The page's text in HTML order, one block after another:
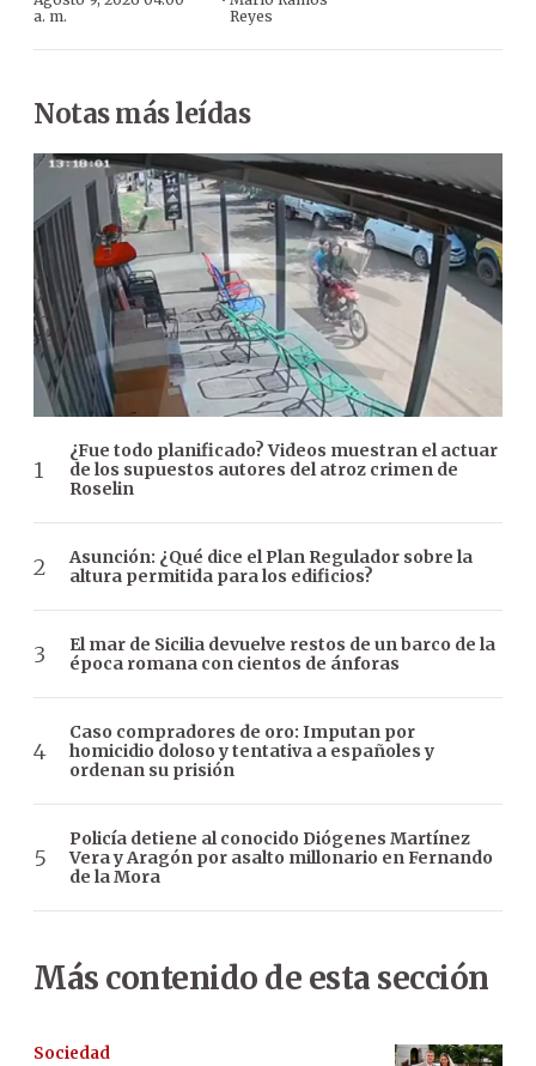
a. m.
Reyes
Notas más leídas
¿Fue todo planificado? Videos muestran el actuar
de los supuestos autores del atroz crimen de
Roselin
Asunción: ¿Qué dice el Plan Regulador sobre la
altura permitida para los edificios?
El mar de Sicilia devuelve restos de un barco de la
época romana con cientos de ánforas
Caso compradores de oro: Imputan por
homicidio doloso y tentativa a españoles y
ordenan su prisión
Policía detiene al conocido Diógenes Martínez
Vera y Aragón por asalto millonario en Fernando
de la Mora
Más contenido de esta sección
Sociedad